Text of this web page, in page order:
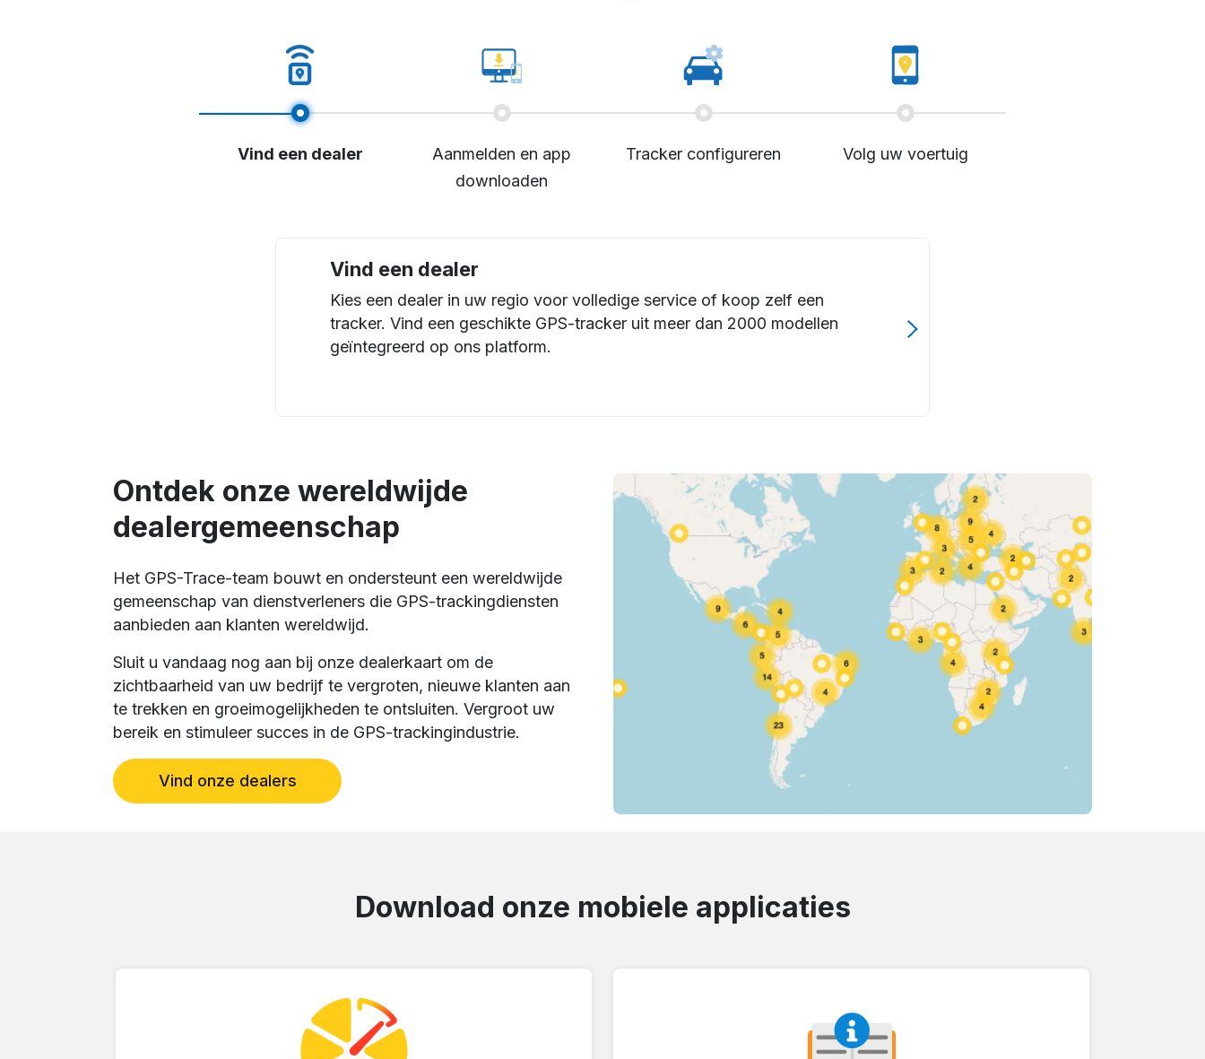
Vind een dealer
Aanmelden en app
downloaden
Tracker configureren Volg uw voertuig
Vind een dealer
Kies een dealer in uw regio voor volledige service of koop zelf een
tracker. Vind een geschikte GPS-tracker uit meer dan 2000 modellen
geïntegreerd op ons platform.
Ontdek onze wereldwijde
dealergemeenschap
Het GPS-Trace-team bouwt en ondersteunt een wereldwijde
gemeenschap van dienstverleners die GPS-trackingdiensten
aanbieden aan klanten wereldwijd.
Sluit u vandaag nog aan bij onze dealerkaart om de
zichtbaarheid van uw bedrijf te vergroten, nieuwe klanten aan
te trekken en groeimogelijkheden te ontsluiten. Vergroot uw
bereik en stimuleer succes in de GPS-trackingindustrie.
Vind onze dealers
Download onze mobiele applicaties